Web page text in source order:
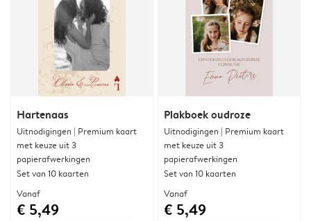
Hartenaas
Uitnodigingen | Premium kaart
met keuze uit 3
papierafwerkingen
Set van 10 kaarten
Vanaf
€ 5,49
Plakboek oudroze
Uitnodigingen | Premium kaart
met keuze uit 3
papierafwerkingen
Set van 10 kaarten
Vanaf
€ 5,49